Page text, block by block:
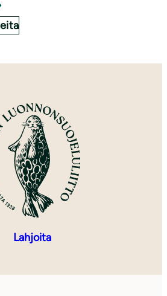
Lahjoita